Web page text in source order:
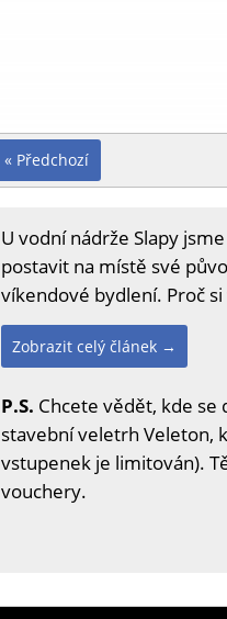
« Předchozí
U vodní nádrže Slapy
postavit na místě své
víkendové bydlení. Proč
Zobrazit celý článek →
P.S. Chcete vědět, kde
stavební veletrh Veleton,
vstupenek je limitován).
vouchery.